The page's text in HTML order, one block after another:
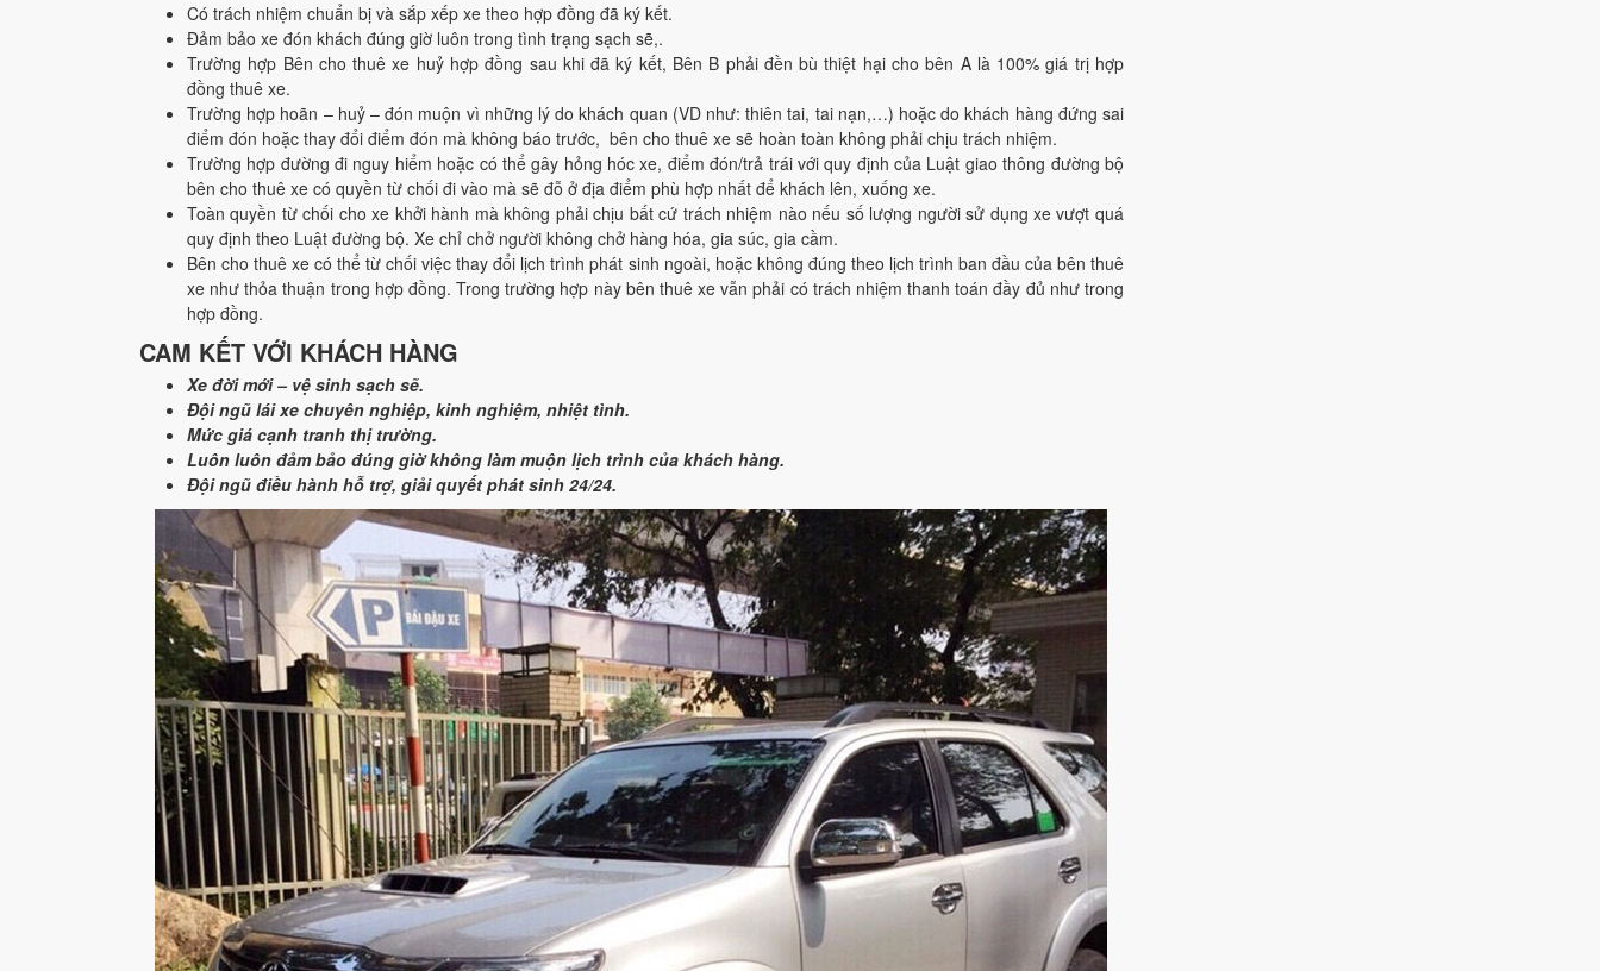
Có trách nhiệm chuẩn bị và sắp xếp xe theo hợp đồng đã ký kết.
Đảm bảo xe đón khách đúng giờ luôn trong tình trạng sạch sẽ,.
Trường hợp Bên cho thuê xe huỷ hợp đồng sau khi đã ký kết, Bên B phải đền bù thiệt hại cho bên A là 100% giá trị hợp
đồng thuê xe.
Trường hợp hoãn – huỷ – đón muộn vì những lý do khách quan (VD như: thiên tai, tai nạn,…) hoặc do khách hàng đứng sai
điểm đón hoặc thay đổi điểm đón mà không báo trước, bên cho thuê xe sẽ hoàn toàn không phải chịu trách nhiệm.
Trường hợp đường đi nguy hiểm hoặc có thể gây hỏng hóc xe, điểm đón/trả trái với quy định của Luật giao thông đường bộ
bên cho thuê xe có quyền từ chối đi vào mà sẽ đỗ ở địa điểm phù hợp nhất để khách lên, xuống xe.
Toàn quyền từ chối cho xe khởi hành mà không phải chịu bất cứ trách nhiệm nào nếu số lượng người sử dụng xe vượt quá
quy định theo Luật đường bộ. Xe chỉ chở người không chở hàng hóa, gia súc, gia cầm.
Bên cho thuê xe có thể từ chối việc thay đổi lịch trình phát sinh ngoài, hoặc không đúng theo lịch trình ban đầu của bên thuê
xe như thỏa thuận trong hợp đồng. Trong trường hợp này bên thuê xe vẫn phải có trách nhiệm thanh toán đầy đủ như trong
hợp đồng.
CAM KẾT VỚI KHÁCH HÀNG
Xe đời mới – vệ sinh sạch sẽ.
Đội ngũ lái xe chuyên nghiệp, kinh nghiệm, nhiệt tình.
Mức giá cạnh tranh thị trường.
Luôn luôn đảm bảo đúng giờ không làm muộn lịch trình của khách hàng.
Đội ngũ điều hành hỗ trợ, giải quyết phát sinh 24/24.